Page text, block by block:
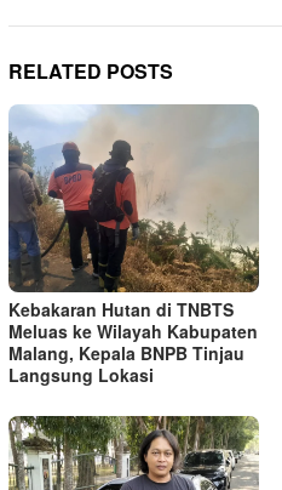
RELATED POSTS
Kebakaran Hutan di TNBTS
Meluas ke Wilayah Kabupaten
Malang, Kepala BNPB Tinjau
Langsung Lokasi